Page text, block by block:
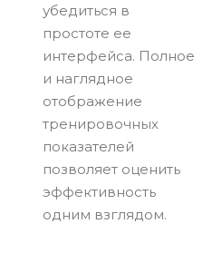
убедиться в
простоте ее
интерфейса. Полное
и наглядное
отображение
тренировочных
показателей
позволяет оценить
эффективность
одним взглядом.